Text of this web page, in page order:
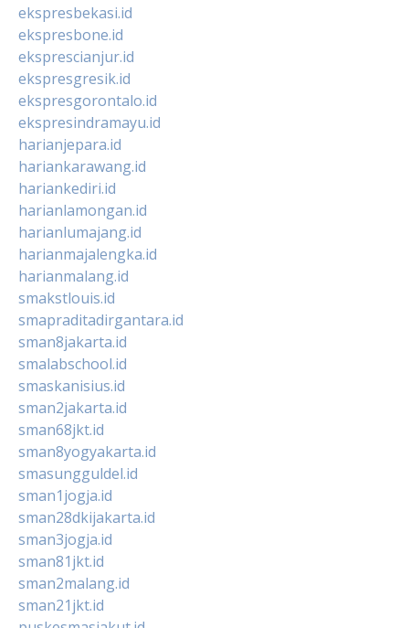
ekspresbekasi.id
ekspresbone.id
eksprescianjur.id
ekspresgresik.id
ekspresgorontalo.id
ekspresindramayu.id
harianjepara.id
hariankarawang.id
hariankediri.id
harianlamongan.id
harianlumajang.id
harianmajalengka.id
harianmalang.id
smakstlouis.id
smapraditadirgantara.id
sman8jakarta.id
smalabschool.id
smaskanisius.id
sman2jakarta.id
sman68jkt.id
sman8yogyakarta.id
smasungguldel.id
sman1jogja.id
sman28dkijakarta.id
sman3jogja.id
sman81jkt.id
sman2malang.id
sman21jkt.id